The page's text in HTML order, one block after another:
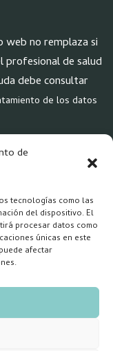
de
tecnologías como las
del dispositivo. El
procesar datos como
únicas en este
afectar
web no remplaza si
profesional de salud
debe consultar
de los datos